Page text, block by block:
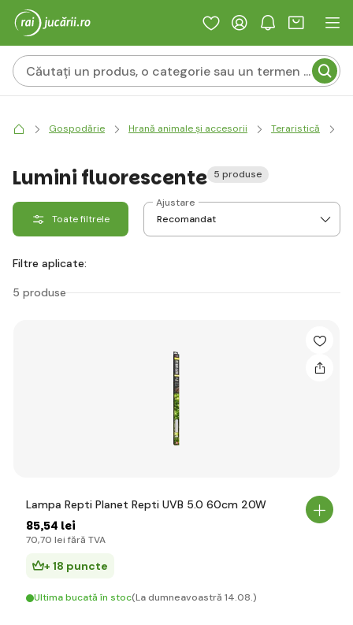
Gospodărie Hrană animale și accesorii Teraristică
Lumini fluorescente 5 produse
Toate filtrele
Ajustare
Filtre aplicate:
5 produse
Lampa Repti Planet Repti UVB 5.0 60cm 20W
85,54 lei
70,70 lei fără TVA
+ 18 puncte
Ultima bucată în stoc(La dumneavoastră 14.08.)